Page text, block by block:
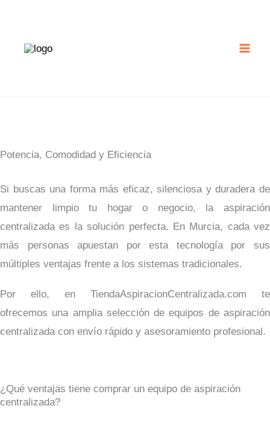
contenido
Potencia, Comodidad y Eficiencia
Si buscas una forma más eficaz, silenciosa y duradera de
mantener limpio tu hogar o negocio, la aspiración
centralizada es la solución perfecta. En Murcia, cada vez
más personas apuestan por esta tecnología por sus
múltiples ventajas frente a los sistemas tradicionales.
Por ello, en TiendaAspiracionCentralizada.com te
ofrecemos una amplia selección de equipos de aspiración
centralizada con envío rápido y asesoramiento profesional.
¿Qué ventajas tiene comprar un equipo de aspiración
centralizada?